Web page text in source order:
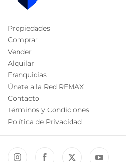
Propiedades
Comprar
Vender
Alquilar
Franquicias
Únete a la Red REMAX
Contacto
Términos y Condiciones
Política de Privacidad